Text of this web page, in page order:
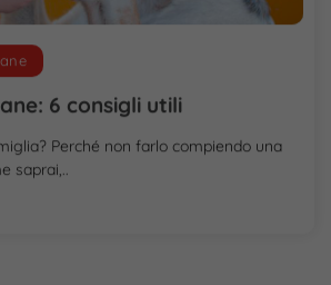
6 consigli utili
Perché non farlo compiendo una
saprai,..